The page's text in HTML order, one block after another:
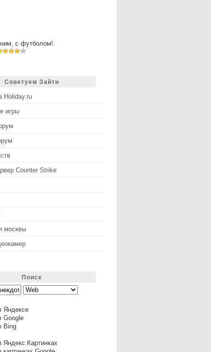
с футболом!.
Советуем Зайти
Holiday.ru
игры
Counter Strike
москвы
Поиск
Яндексе
Google
Bing
Яндекс.Картинках